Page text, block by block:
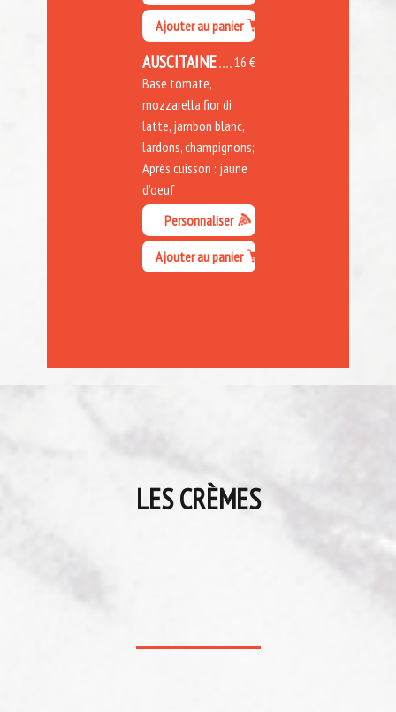
Ajouter au panier
16 €
AUSCITAINE
Base tomate,
mozzarella fior di
latte, jambon blanc,
lardons, champignons;
Après cuisson : jaune
d'oeuf
Personnaliser
Ajouter au panier
LES CRÈMES